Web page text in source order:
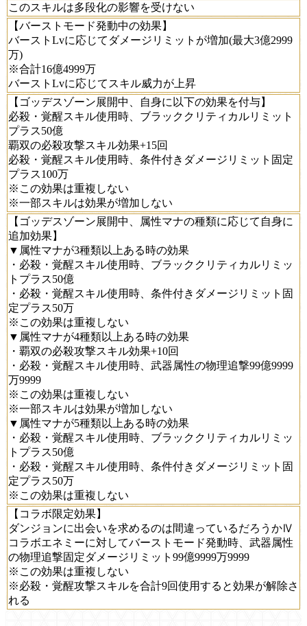
このスキルは多段化の影響を受けない
【バーストモード発動中の効果】
バーストLvに応じてダメージリミットが増加(最大3億2999
万)
※合計16億4999万
バーストLvに応じてスキル威力が上昇
【ゴッデスゾーン展開中、自身に以下の効果を付与】
必殺・覚醒スキル使用時、ブラッククリティカルリミット
プラス50億
覇双の必殺攻撃スキル効果+15回
必殺・覚醒スキル使用時、条件付きダメージリミット固定
プラス100万
※この効果は重複しない
※一部スキルは効果が増加しない
【ゴッデスゾーン展開中、属性マナの種類に応じて自身に
追加効果】
▼属性マナが3種類以上ある時の効果
・必殺・覚醒スキル使用時、ブラッククリティカルリミッ
トプラス50億
・必殺・覚醒スキル使用時、条件付きダメージリミット固
定プラス50万
※この効果は重複しない
▼属性マナが4種類以上ある時の効果
・覇双の必殺攻撃スキル効果+10回
・必殺・覚醒スキル使用時、武器属性の物理追撃99億9999
万9999
※この効果は重複しない
※一部スキルは効果が増加しない
▼属性マナが5種類以上ある時の効果
・必殺・覚醒スキル使用時、ブラッククリティカルリミッ
トプラス50億
・必殺・覚醒スキル使用時、条件付きダメージリミット固
定プラス50万
※この効果は重複しない
【コラボ限定効果】
ダンジョンに出会いを求めるのは間違っているだろうかⅣ
コラボエネミーに対してバーストモード発動時、武器属性
の物理追撃固定ダメージリミット99億9999万9999
※この効果は重複しない
※必殺・覚醒攻撃スキルを合計9回使用すると効果が解除さ
れる